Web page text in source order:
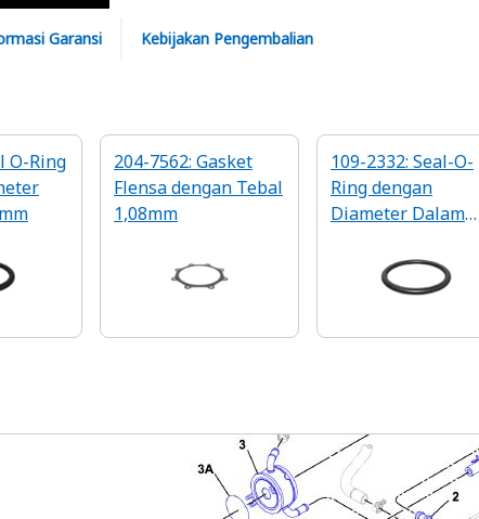
Garansi Kebijakan Pengembalian
O-Ring
204-7562: Gasket
Flensa dengan Tebal
1,08mm
109-2332: Seal-O-
Ring dengan
Diameter Dalam